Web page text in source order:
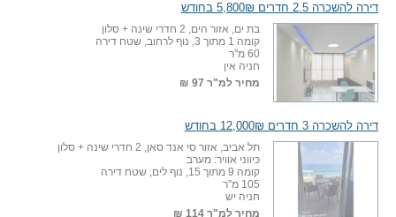
דירה להשכרה 2.5 חדרים 5,800₪ בחודש
בת ים, אזור הים, 2 חדרי שינה + סלון
קומה 1 מתוך 3, נוף לרחוב, שטח דירה
60 מ"ר
חניה אין
מחיר למ"ר 97 ₪
דירה להשכרה 3 חדרים 12,000₪ בחודש
תל אביב, אזור סי אנד סאן, 2 חדרי שינה + סלון
כיווני אוויר: מערב
קומה 9 מתוך 15, נוף לים, שטח דירה
105 מ"ר
חניה יש
מחיר למ"ר 114 ₪